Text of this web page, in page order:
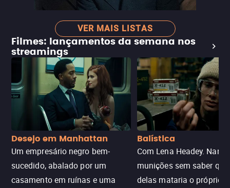
VER MAIS LISTAS
Filmes: lançamentos da semana nos
streamings
Desejo em Manhattan
Um empresário negro bem-
sucedido, abalado por um
casamento em ruínas e uma
Balística
Com Lena Headey.
munições sem saber
delas mataria o próprio